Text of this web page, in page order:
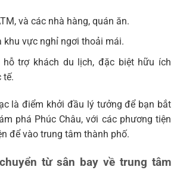
và các nhà hàng, quán ăn.
khu vực nghỉ ngơi thoải mái.
hỗ trợ khách du lịch, đặc biệt hữu ích
tế.
là điểm khởi đầu lý tưởng để bạn bắt
phá Phúc Châu, với các phương tiện
để vào trung tâm thành phố.
từ sân bay về trung tâm